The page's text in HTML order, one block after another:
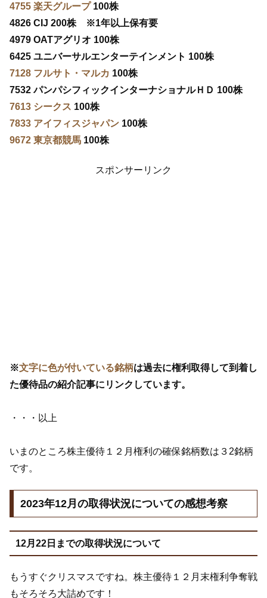
4755 楽天グループ100株
4826 CIJ 200株 ※1年以上保有要
4979 OATアグリオ 100株
6425 ユニバーサルエンターテインメント 100株
7128 フルサト・マルカ 100株
7532 パンパシフィックインターナショナルＨＤ 100株
7613 シークス 100株
7833 アイフィスジャパン 100株
9672 東京都競馬 100株
スポンサーリンク
※文字に色が付いている銘柄は過去に権利取得して到着し
た優待品の紹介記事にリンクしています。
・・・以上
いまのところ株主優待１２月権利の確保銘柄数は３2銘柄
です。
2023年12月の取得状況についての感想考察
12月22日までの取得状況について
もうすぐクリスマスですね。株主優待１２月末権利争奪戦
もそろそろ大詰めです！